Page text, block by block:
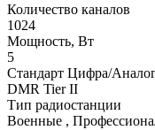
Количество каналов
1024
Мощность, Вт
5
Стандарт Цифра/
DMR Tier II
Тип радиостанции
Военные ,